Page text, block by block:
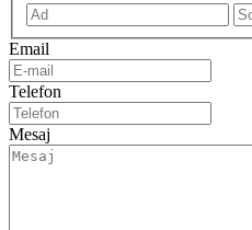
İlk
Email
Telefon
Mesaj